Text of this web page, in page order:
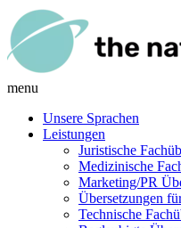
menu
Unsere Sprachen
Leistungen
Juristische
Medizinische
Marketing/PR
Übersetzungen
Technische